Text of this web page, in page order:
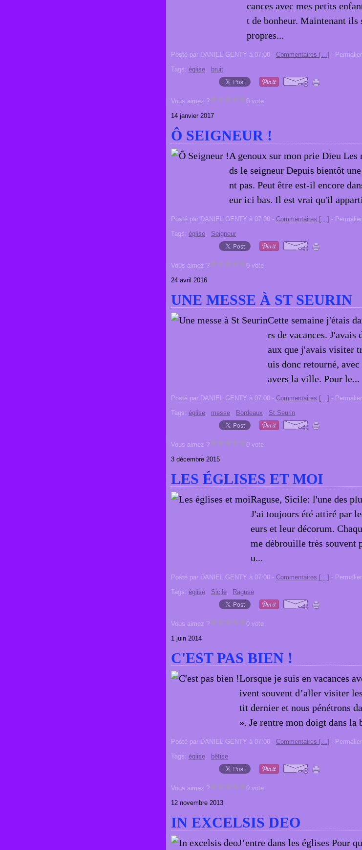
cances avec mes petits
t de bonheur. Maintenant ils
propres...
Posté par DANIEL GENTY à 07:00 - Commentaires […] -
Tags: église, bruit
Vous aimez ?
0 vote
14 janvier 2017
Ô SEIGNEUR !
A genoux sur mon prie Dieu Les
ds le seigneur Depuis bientôt
nt pas. Peut être est-il encore
eur ici bas. Il est vrai qu'il
Posté par DANIEL GENTY à 07:00 - Commentaires […] -
Tags: église, Seigneur
Vous aimez ?
0 vote
24 avril 2016
UNE MESSE À ST SEURIN
Cette semaine j'étais
rs de vacances.
aux que j'avais visiter
uis donc retourné,
avers la ville. Pour le...
Posté par DANIEL GENTY à 07:00 - Commentaires […] -
Tags: église, messe, Bordeaux, St Seurin
Vous aimez ?
0 vote
3 décembre 2015
LES ÉGLISES ET MOI
Raguse, Sicile: l'une des
J'ai toujours été attiré par
eurs et leur décorum.
me débrouille très souvent
u...
Posté par DANIEL GENTY à 07:00 - Commentaires […] -
Tags: église, Sicile, Raguse
Vous aimez ?
0 vote
1 juin 2014
C'EST PAS BIEN !
Lorsque je suis en vacances
ivent souvent d’aller visiter
tit dernier et nous pénétrons
». Je rentre mon doigt dans
Posté par DANIEL GENTY à 07:00 - Commentaires […] -
Tags: église, bêtise
Vous aimez ?
0 vote
12 novembre 2013
IN EXCELSIS DEO
J’entre dans les églises Pour